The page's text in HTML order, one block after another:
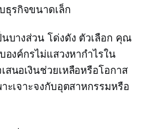
ธุรกิจขนาดเล็ก
บางส่วน โด่งดัง ตัวเลือก คุณ
องค์กรไม่แสวงหากำไรใน
นอเงินช่วยเหลือหรือโอกาส
ะเจาะจงกับอุตสาหกรรมหรือ